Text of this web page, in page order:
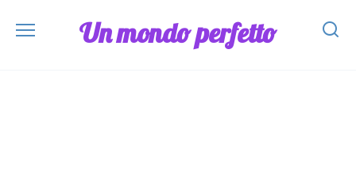
Un mondo perfetto